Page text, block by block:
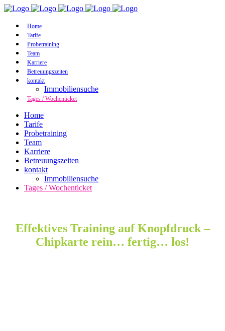
Home
Tarife
Probetraining
Team
Karriere
Betreuungszeiten
kontakt
Immobiliensuche
Tages / Wochenticket
Home
Tarife
Probetraining
Team
Karriere
Betreuungszeiten
kontakt
Immobiliensuche
Tages / Wochenticket
Effektives Training auf Knopfdruck –
Chipkarte rein… fertig… los!